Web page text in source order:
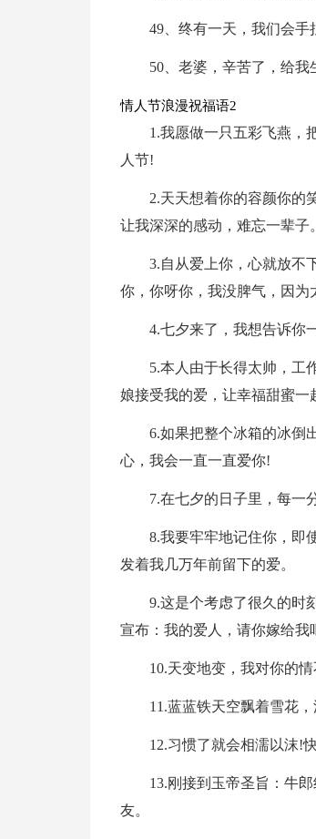
49、终有一天，我们会手
50、老婆，辛苦了，给我
情人节浪漫祝福语2
1.我愿做一只五彩飞燕，
人节!
2.天天想着你的容颜你的
让我深深的感动，难忘一辈子。
3.自从爱上你，心就放不
你，你呀你，我没脾气，因为
4.七夕来了，我想告诉你
5.本人由于长得太帅，工
娘接受我的爱，让幸福甜蜜一
6.如果把整个冰箱的冰倒
心，我会一直一直爱你!
7.在七夕的日子里，每一
8.我要牢牢地记住你，即
发着我几万年前留下的爱。
9.这是个考虑了很久的时
宣布：我的爱人，请你嫁给我
10.天变地变，我对你的
11.蓝蓝铁天空飘着雪花
12.习惯了就会相濡以沫!
13.刚接到玉帝圣旨：牛
友。